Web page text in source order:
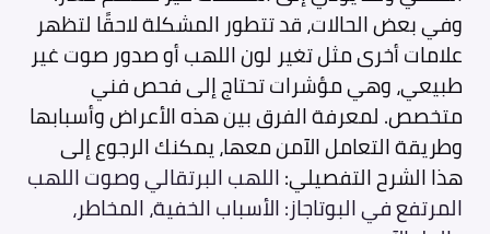
وفي بعض الحالات، قد تتطور المشكلة لاحقًا لتظهر
علامات أخرى مثل تغير لون اللهب أو صدور صوت غير
طبيعي، وهي مؤشرات تحتاج إلى فحص فني
متخصص. لمعرفة الفرق بين هذه الأعراض وأسبابها
وطريقة التعامل الآمن معها، يمكنك الرجوع إلى
هذا الشرح التفصيلي:اللهب البرتقالي وصوت اللهب
المرتفع في البوتاجاز: الأسباب الخفية، المخاطر،